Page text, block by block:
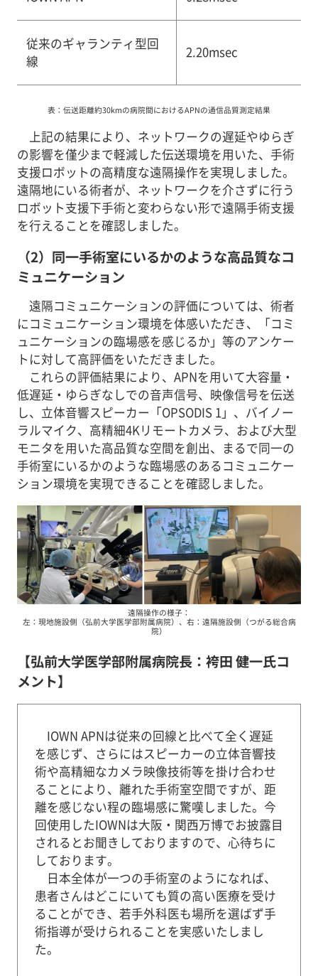
従来のギャランティ型回
線
2.20msec
表：伝送距離約30kmの病院間におけるAPNの通信品質測定結果
上記の結果により、ネットワークの遅延やゆらぎ
の影響を僅少まで軽減した伝送環境を用いた、手術
支援ロボットの高精度な遠隔操作を実現しました。
遠隔地にいる術者が、ネットワークを介さずに行う
ロボット支援下手術と変わらない形で遠隔手術支援
を行えることを確認しました。
（2）同一手術室にいるかのような高品質なコ
ミュニケーション
遠隔コミュニケーションの評価については、術者
にコミュニケーション環境を体感いただき、「コミ
ュニケーションの臨場感を感じるか」等のアンケー
トに対して高評価をいただきました。
これらの評価結果により、APNを用いて大容量・
低遅延・ゆらぎなしでの音声信号、映像信号を伝送
し、立体音響スピーカー「OPSODIS 1」、バイノー
ラルマイク、高精細4Kリモートカメラ、および大型
モニタを用いた高品質な空間を創出、まるで同一の
手術室にいるかのような臨場感のあるコミュニケー
ション環境を実現できることを確認しました。
遠隔操作の様子：
左：現地施設側（弘前大学医学部附属病院）、右：遠隔施設側（つがる総合病
院）
【弘前大学医学部附属病院長：袴田 健一氏コ
メント】
IOWN APNは従来の回線と比べて全く遅延
を感じず、さらにはスピーカーの立体音響技
術や高精細なカメラ映像技術等を掛け合わせ
ることにより、離れた手術室空間ですが、距
離を感じない程の臨場感に驚嘆しました。今
回使用したIOWNは大阪・関西万博でお披露目
されるとお聞きしておりますので、心待ちに
しております。
日本全体が一つの手術室のようになれば、
患者さんはどこにいても質の高い医療を受け
ることができ、若手外科医も場所を選ばず手
術指導が受けられることを実感いたしまし
た。